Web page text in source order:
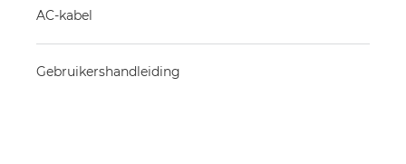
AC-kabel
Gebruikershandleiding